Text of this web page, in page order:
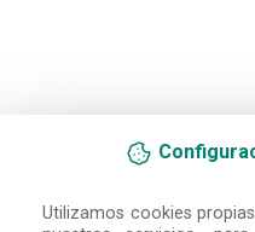
Utilizamos cookies